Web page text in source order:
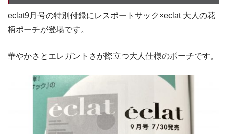
eclat9月号の特別付録にレスポートサック×eclat 大人の花
柄ポーチが登場です。
華やかさとエレガントさが際立つ大人仕様のポーチです。